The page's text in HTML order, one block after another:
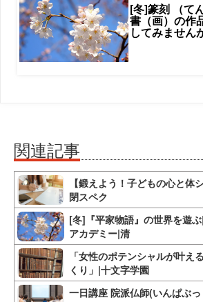
[冬]篆刻 （て
書（画）の作
してみませ
関連記事
【鍛えよう！子どもの心と体
閉スペク
[冬]『平家物語』の世界を遊
アカデミー|清
「女性のポテンシャルが叶え
くり」|十文字学園
一日講座 院派仏師(いんぱぶ